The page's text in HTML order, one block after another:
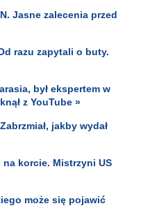
Jasne zalecenia przed
razu zapytali o buty.
był ekspertem w
z YouTube »
jakby wydał
korcie. Mistrzyni US
może się pojawić